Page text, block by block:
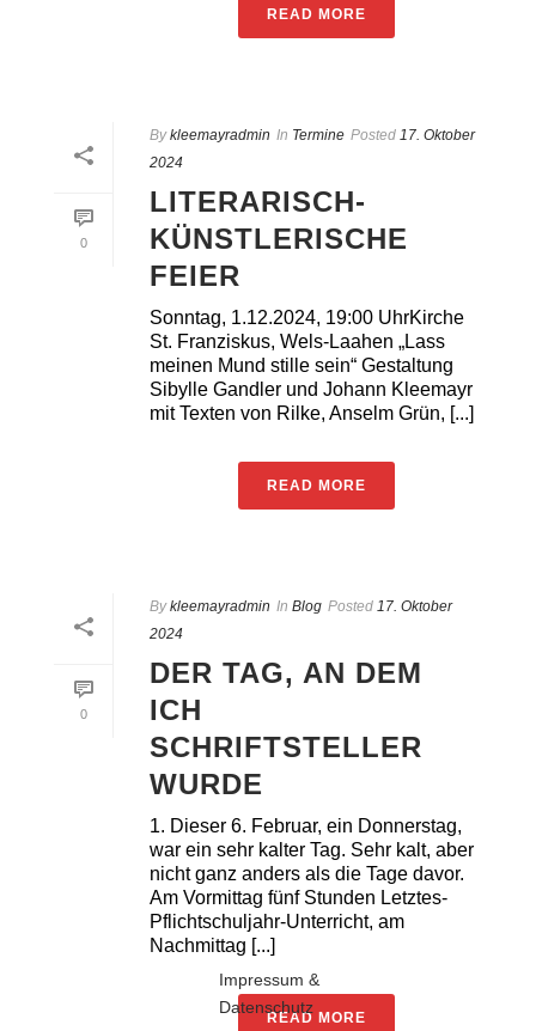
READ MORE
0
By kleemayradmin In Termine Posted 17. Oktober
2024
LITERARISCH-
KÜNSTLERISCHE
FEIER
Sonntag, 1.12.2024, 19:00 UhrKirche
St. Franziskus, Wels-Laahen „Lass
meinen Mund stille sein“ Gestaltung
Sibylle Gandler und Johann Kleemayr
mit Texten von Rilke, Anselm Grün, [...]
READ MORE
0
By kleemayradmin In Blog Posted 17. Oktober
2024
DER TAG, AN DEM
ICH
SCHRIFTSTELLER
WURDE
1. Dieser 6. Februar, ein Donnerstag,
war ein sehr kalter Tag. Sehr kalt, aber
nicht ganz anders als die Tage davor.
Am Vormittag fünf Stunden Letztes-
Pflichtschuljahr-Unterricht, am
Nachmittag [...]
READ MORE
Impressum &
Datenschutz